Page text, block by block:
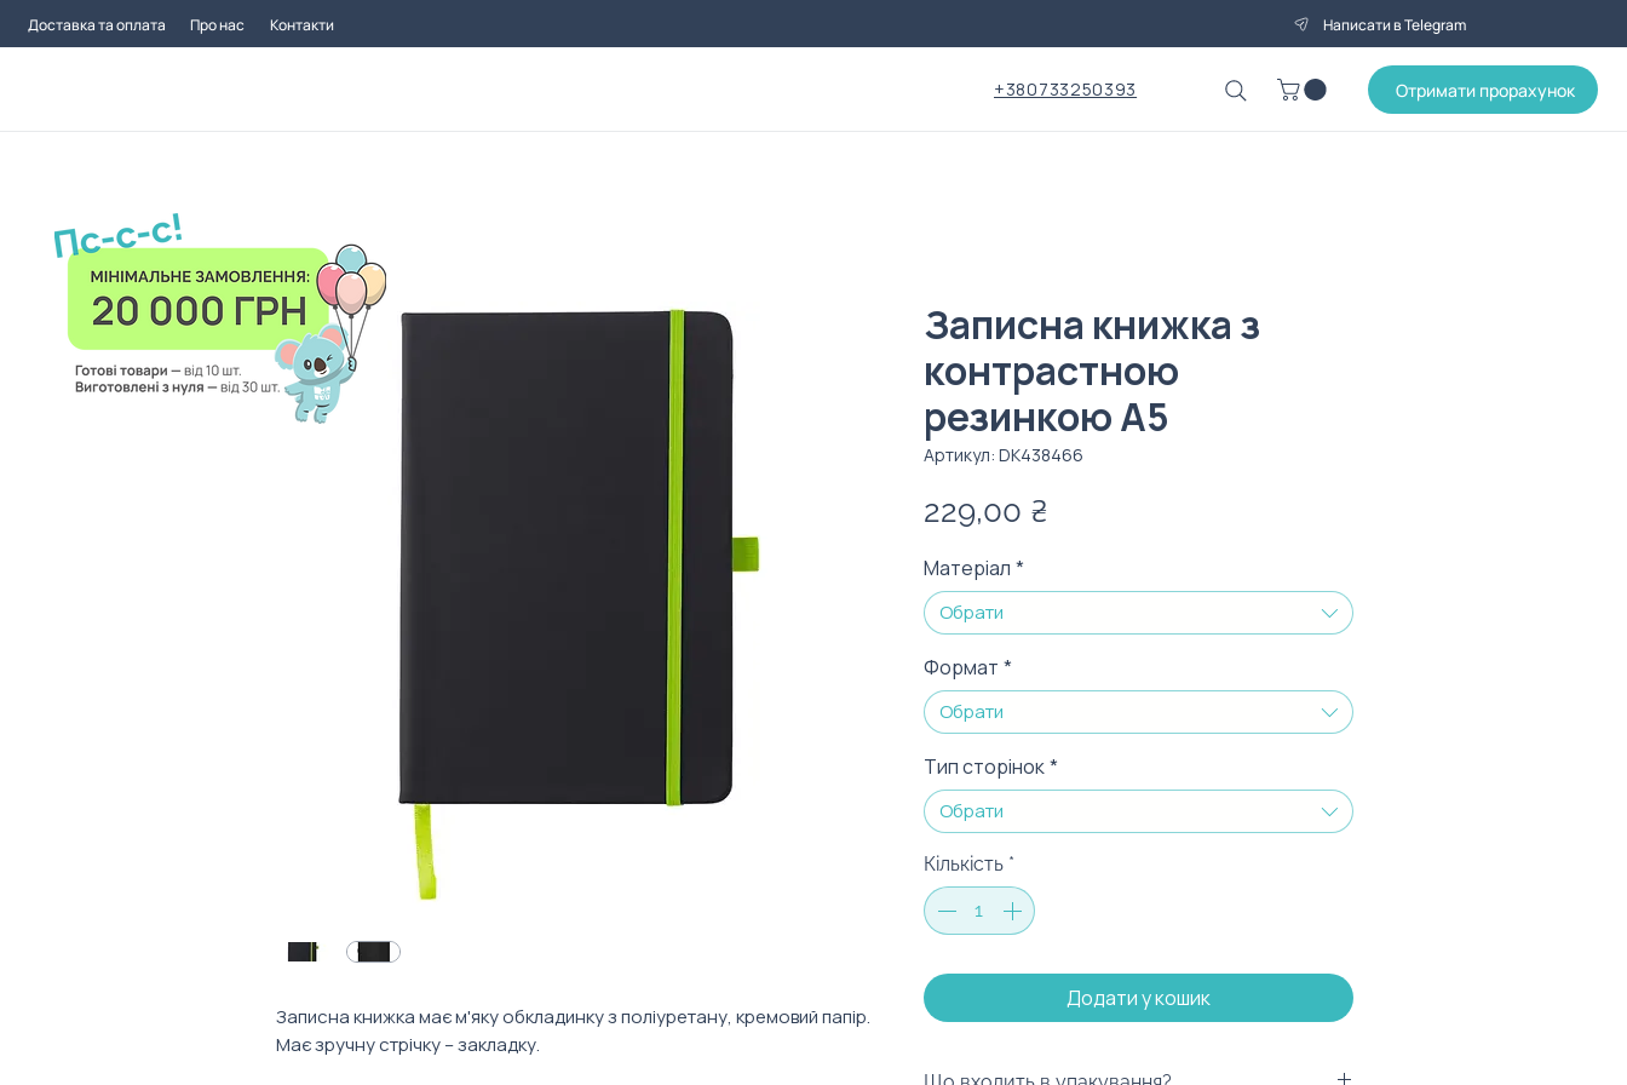
Доставка та оплата Про нас Контакти Написати в Telegram
+380733250393 Отримати прорахунок
Записна книжка має м'яку обкладинку з поліуретану, кремовий папір.
Має зручну стрічку – закладку.
Записна книжка з
контрастною
резинкою А5
Артикул: DК438466
229,00 ₴
Матеріал *
Обрати
Формат *
Обрати
Тип сторінок *
Обрати
Кількість *
Додати у кошик